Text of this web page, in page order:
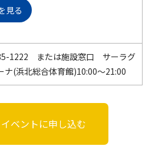
見る
1222 または施設窓口 サーラグ
ナ(浜北総合体育館)10:00～21:00
ベントに申し込む